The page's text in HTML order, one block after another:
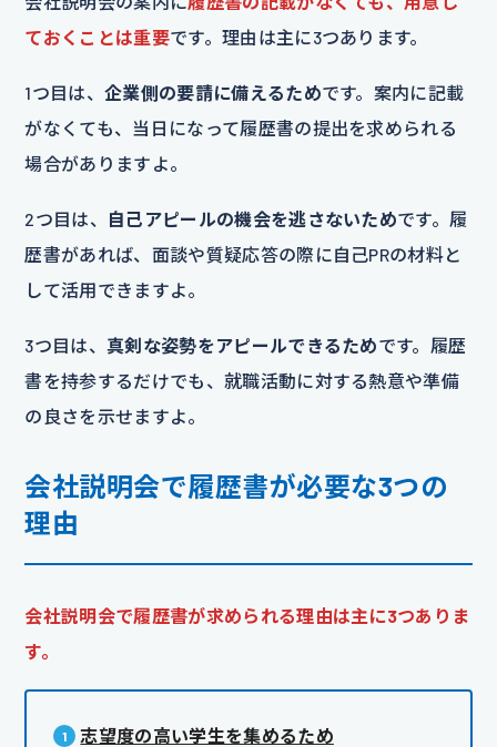
ておくことは重要です。理由は主に3つあります。
1つ目は、 企業側の要請に備えるためです。案内に記載
がなくても、当日になって履歴書の提出を求められる
場合がありますよ。
2つ目は、 自己アピールの機会を逃さないためです。履
歴書があれば、面談や質疑応答の際に自己PRの材料と
して活用できますよ。
3つ目は、 真剣な姿勢をアピールできるためです。履歴
書を持参するだけでも、就職活動に対する熱意や準備
の良さを示せますよ。
会社説明会で履歴書が必要な3つの
理由
会社説明会で履歴書が求められる理由は主に3つありま
す。
志望度の高い学生を集めるため